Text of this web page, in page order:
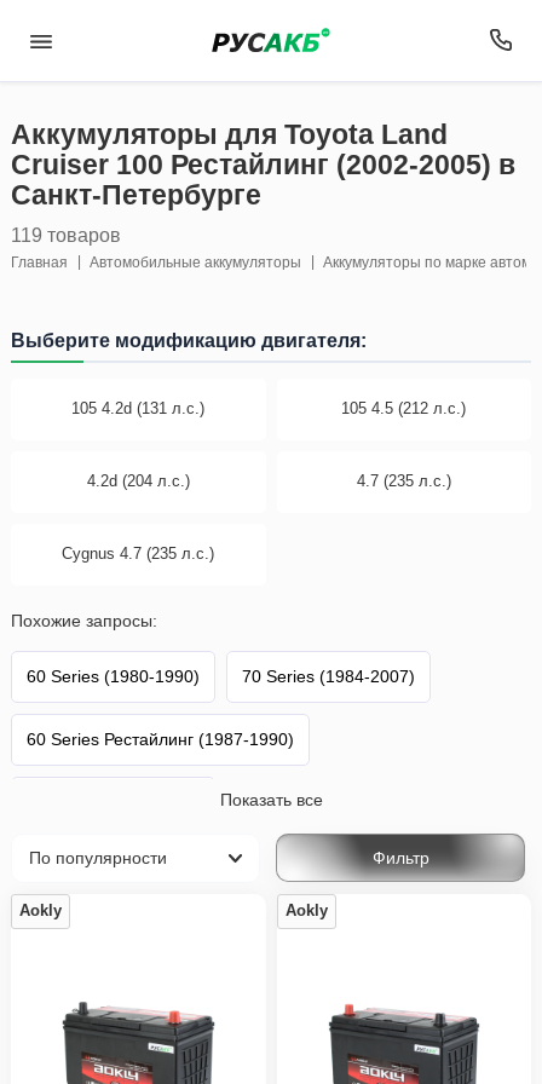
Аккумуляторы для Toyota Land
Cruiser 100 Рестайлинг (2002-2005) в
Санкт-Петербурге
119 товаров
Главная Автомобильные аккумуляторы Аккумуляторы по марке
Выберите модификацию двигателя:
105 4.2d (131 л.с.) 105 4.5 (212 л.с.)
4.2d (204 л.с.) 4.7 (235 л.с.)
Cygnus 4.7 (235 л.с.)
Похожие запросы:
60 Series (1980-1990) 70 Series (1984-2007)
60 Series Рестайлинг (1987-1990)
80 Series Рестайлинг (1995-1997)
100 Series (1998-2002)
100 Series 2-й Рестайлинг (2005-2007)
Показать все
Фильтр
Aokly Aokly